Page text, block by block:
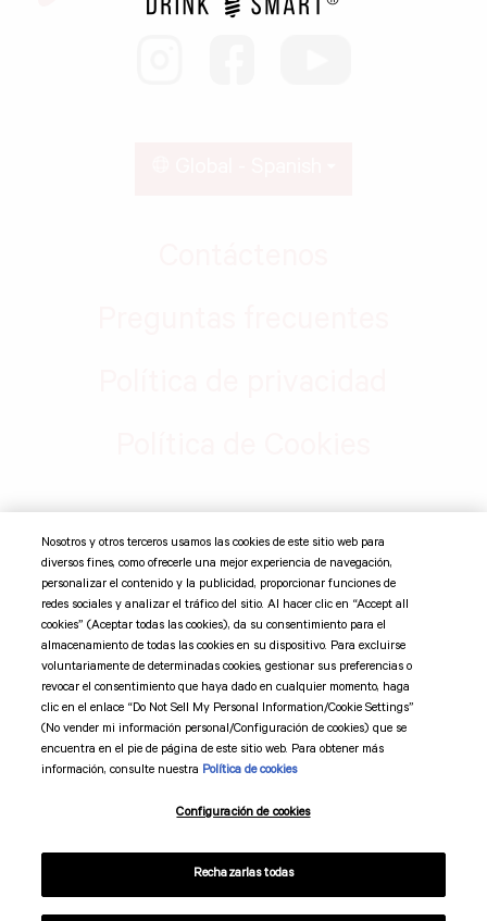
Madison Ave 12th Fl, New York, NY 10010 Todas las marcas
comerciales son propiedad de sus respectivos dueños.
Suntory Global Spirits
Código de mercadotecnia
Términos y condiciones
Preferencias de cookies
Nosotros y otros terceros usamos las cookies de este sitio web para
diversos fines, como ofrecerle una mejor experiencia de navegación,
personalizar el contenido y la publicidad, proporcionar funciones de
redes sociales y analizar el tráfico del sitio. Al hacer clic en “Accept all
cookies” (Aceptar todas las cookies), da su consentimiento para el
almacenamiento de todas las cookies en su dispositivo. Para excluirse
voluntariamente de determinadas cookies, gestionar sus preferencias o
revocar el consentimiento que haya dado en cualquier momento, haga
clic en el enlace “Do Not Sell My Personal Information/Cookie Settings”
(No vender mi información personal/Configuración de cookies) que se
encuentra en el pie de página de este sitio web. Para obtener más
información, consulte nuestra Política de cookies
Configuración de cookies
Rechazarlas todas